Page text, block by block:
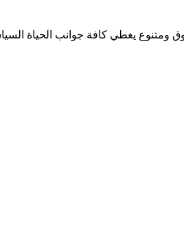
يغطي كافة جوانب الحياة